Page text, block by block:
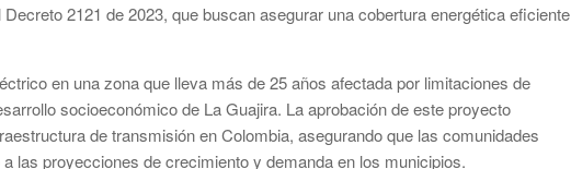
2121 de 2023, que buscan asegurar una cobertura energética eficiente
en una zona que lleva más de 25 años afectada por limitaciones de
socioeconómico de La Guajira. La aprobación de este proyecto
de transmisión en Colombia, asegurando que las comunidades
las proyecciones de crecimiento y demanda en los municipios.